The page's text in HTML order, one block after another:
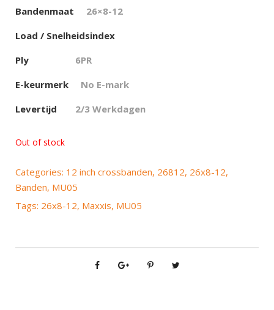
Bandenmaat
26×8-12
Load / Snelheidsindex
Ply
6PR
E-keurmerk
No E-mark
Levertijd
2/3 Werkdagen
Out of stock
Categories: 12 inch crossbanden, 26812, 26x8-12,
Banden, MU05
Tags: 26x8-12, Maxxis, MU05